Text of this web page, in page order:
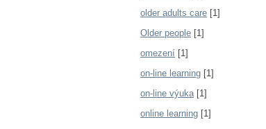
older adults care [1]
Older people [1]
omezení [1]
on-line learning [1]
on-line výuka[1]
online learning [1]